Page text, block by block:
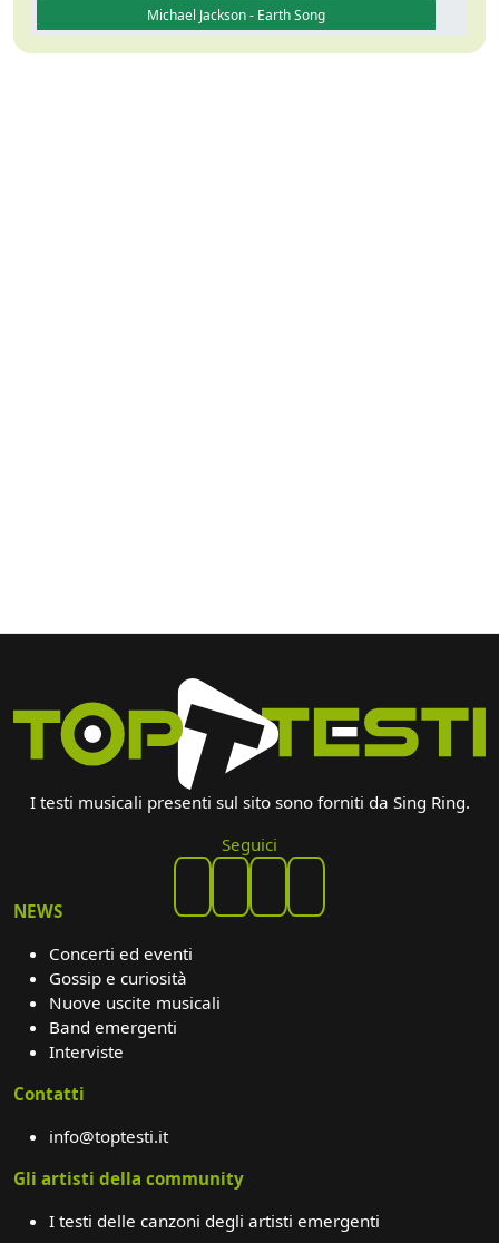
Michael Jackson - Earth Song
I testi musicali presenti sul sito sono forniti da Sing Ring.
Seguici
NEWS
Concerti ed eventi
Gossip e curiosità
Nuove uscite musicali
Band emergenti
Interviste
Contatti
info@toptesti.it
Gli artisti della community
I testi delle canzoni degli artisti emergenti